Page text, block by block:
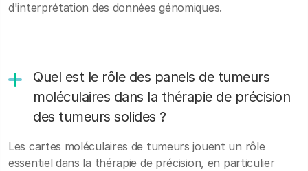
d'interprétation des données génomiques.
Quel est le rôle des panels de tumeurs
moléculaires dans la thérapie de précision
des tumeurs solides ?
Les cartes moléculaires de tumeurs jouent un rôle
essentiel dans la thérapie de précision, en particulier